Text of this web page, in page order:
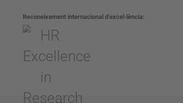
Reconeixement internacional d’excel·lència